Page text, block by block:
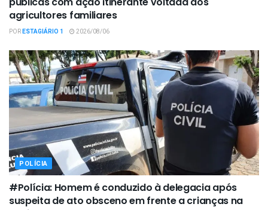
agricultores familiares
PORESTAGIÁRIO 1 2026/08/06
POLÍCIA
#Polícia: Homem é conduzido à delegacia após
suspeita de ato obsceno em frente a crianças na